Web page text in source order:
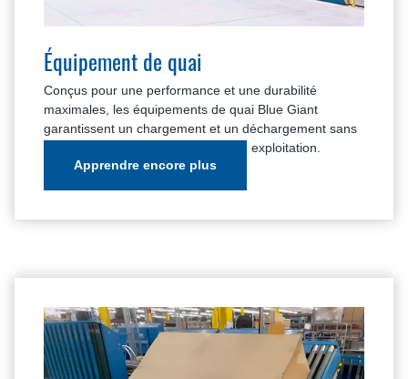
Équipement de quai
Conçus pour une performance et une durabilité
maximales, les équipements de quai Blue Giant
garantissent un chargement et un déchargement sans
faille, adaptés aux besoins de votre exploitation.
Apprendre encore plus